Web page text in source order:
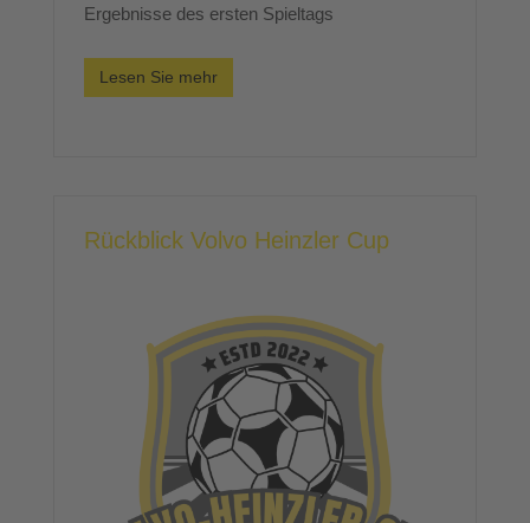
Ergebnisse des ersten Spieltags
Lesen Sie mehr
Rückblick Volvo Heinzler Cup